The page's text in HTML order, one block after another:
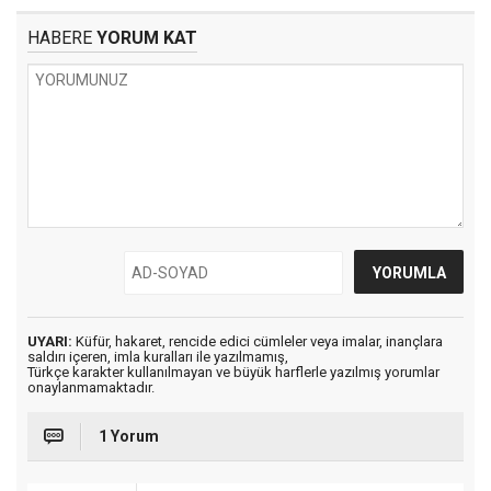
HABERE YORUM KAT
UYARI: Küfür, hakaret, rencide edici cümleler veya imalar, inançlara
saldırı içeren, imla kuralları ile yazılmamış,
Türkçe karakter kullanılmayan ve büyük harflerle yazılmış yorumlar
onaylanmamaktadır.
1 Yorum